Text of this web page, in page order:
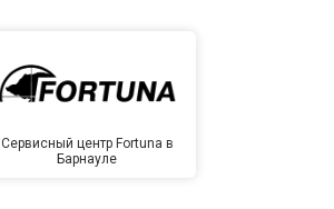
Сервисный центр Fortuna в
Барнауле